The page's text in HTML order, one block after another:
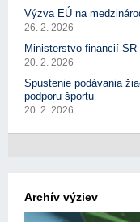
Výzva EÚ na
26. 2. 2026
Ministerstvo financií
20. 2. 2026
Spustenie podávania
podporu športu
20. 2. 2026
Archív výziev